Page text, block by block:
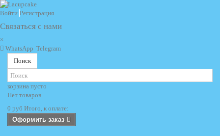
Войти Регистрация
Связаться с нами
×
WhatsApp Telegram
Поиск
корзина пусто
Нет товаров
0 руб Итого, к оплате:
Оформить заказ